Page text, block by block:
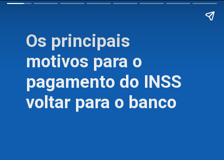
Os principais
motivos para o
pagamento do INSS
voltar para o banco